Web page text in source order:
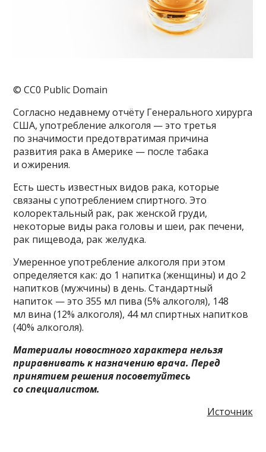
© CC0 Public Domain
Согласно недавнему отчёту Генерального хирурга
США, употребление алкоголя — это третья
по значимости предотвратимая причина
развития рака в Америке — после табака
и ожирения.
Есть шесть известных видов рака, которые
связаны с употреблением спиртного. Это
колоректальный рак, рак женской груди,
некоторые виды рака головы и шеи, рак печени,
рак пищевода, рак желудка.
Умеренное употребление алкоголя при этом
определяется как: до 1 напитка (женщины) и до 2
напитков (мужчины) в день. Стандартный
напиток — это 355 мл пива (5% алкоголя), 148
мл вина (12% алкоголя), 44 мл спиртных напитков
(40% алкоголя).
Материалы новостного характера нельзя
приравнивать к назначению врача. Перед
принятием решения посоветуйтесь
со специалистом.
Источник